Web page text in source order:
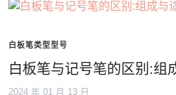
白板笔类型型号
白板笔与记号笔的区别:组
2024 年 01 月 13 日